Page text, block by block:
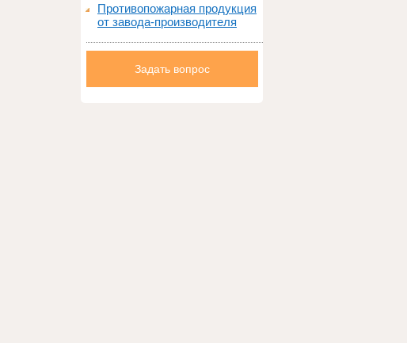
Противопожарная продукция
от завода-производителя
Задать вопрос